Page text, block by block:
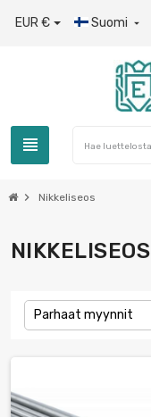
EUR € Suomi 
view_headline
chevron_right Nikkeliseos
NIKKELISEOS
Parhaat myynnit